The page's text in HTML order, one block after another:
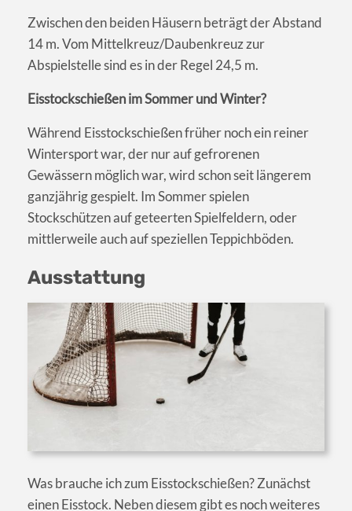
Zwischen den beiden Häusern beträgt der Abstand
14 m. Vom Mittelkreuz/Daubenkreuz zur
Abspielstelle sind es in der Regel 24,5 m.
Eisstockschießen im Sommer und Winter?
Während Eisstockschießen früher noch ein reiner
Wintersport war, der nur auf gefrorenen
Gewässern möglich war, wird schon seit längerem
ganzjährig gespielt. Im Sommer spielen
Stockschützen auf geteerten Spielfeldern, oder
mittlerweile auch auf speziellen Teppichböden.
Ausstattung
Was brauche ich zum Eisstockschießen? Zunächst
einen Eisstock. Neben diesem gibt es noch weiteres